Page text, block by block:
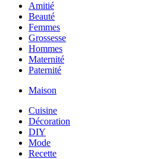
Amitié
Beauté
Femmes
Grossesse
Hommes
Maternité
Paternité
Maison
Cuisine
Décoration
DIY
Mode
Recette